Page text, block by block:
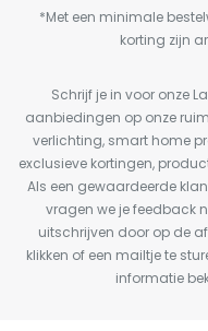
*Met een minimale
korting zijn
Schrijf je in voor onze
aanbiedingen op onze
verlichting, smart home
exclusieve kortingen,
Als een gewaardeerde
vragen we je feedback
uitschrijven door op de
klikken of een mailtje te
informatie